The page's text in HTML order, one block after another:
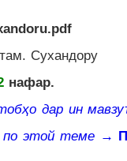
Сухандору
нафар.
дар ин
по этой теме →